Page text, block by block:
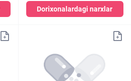
Dorixonalardagi narxlar